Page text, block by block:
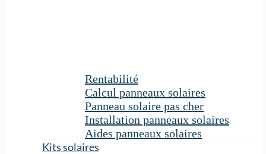
Rentabilité
Calcul panneaux solaires
Panneau solaire pas cher
Installation panneaux solaires
Aides panneaux solaires
Kits solaires